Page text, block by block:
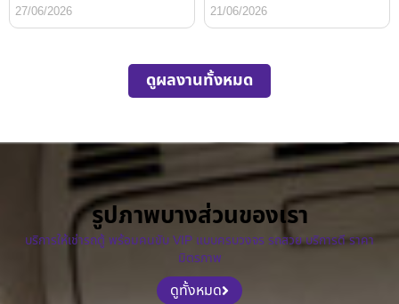
27/06/2026 21/06/2026
ดูผลงานทั้งหมด
รูปภาพบางส่วนของเรา
บริการให้เช่ารถตู้ พร้อมคนขับ VIP แบบครบวงจร รถสวย บริการดี ราคา
มิตรภาพ
ดูทั้งหมด